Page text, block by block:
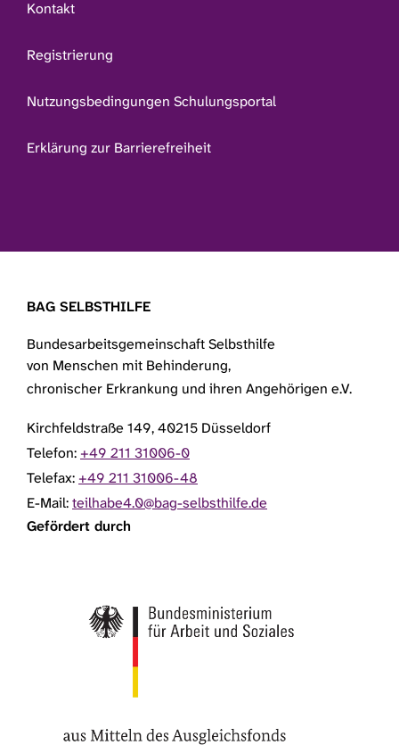
Kontakt
Registrierung
Nutzungsbedingungen Schulungsportal
Erklärung zur Barrierefreiheit
BAG SELBSTHILFE
Bundesarbeitsgemeinschaft Selbsthilfe
von Menschen mit Behinderung,
chronischer Erkrankung und ihren Angehörigen e.V.
Kirchfeldstraße 149, 40215 Düsseldorf
Telefon: +49 211 31006-0
Telefax: +49 211 31006-48
E-Mail:teilhabe4.0@bag-selbsthilfe.de
Gefördert durch